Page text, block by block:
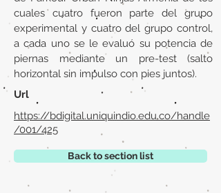
cuales cuatro fueron parte del grupo
experimental y cuatro del grupo control,
a cada uno se le evaluó su potencia de
piernas mediante un pre-test (salto
horizontal sin impulso con pies juntos).
Url
https://bdigital.uniquindio.edu.co/handle
/001/425
Back to section list